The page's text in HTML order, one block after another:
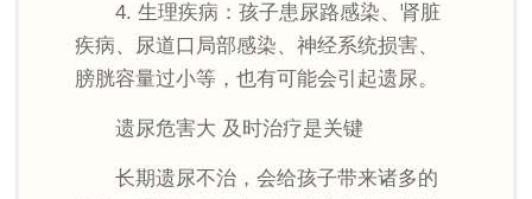
4. 生理疾病：孩子患尿路感染、肾脏
疾病、尿道口局部感染、神经系统损害、
膀胱容量过小等，也有可能会引起遗尿。
遗尿危害大 及时治疗是关键
长期遗尿不治，会给孩子带来诸多的